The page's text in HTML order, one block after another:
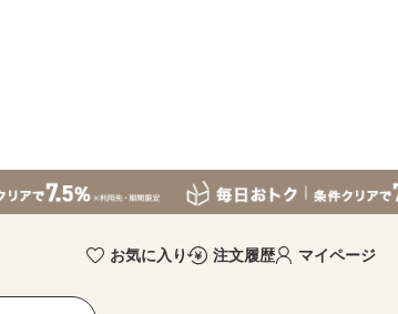
お気に入り 注文履歴 マイページ